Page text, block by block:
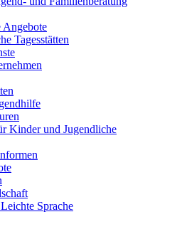
Angebote
Tagesstätten
Kinder und Jugendliche
Sprache